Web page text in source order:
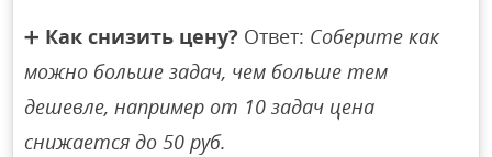
➕ Как снизить цену? Ответ: Соберите как
можно больше задач, чем больше тем
дешевле, например от 10 задач цена
снижается до 50 руб.